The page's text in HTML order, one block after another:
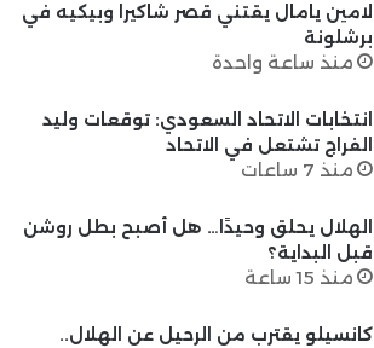
لامين يامال يقتني قصر شاكيرا وبيكيه في
برشلونة
منذ ساعة واحدة
انتخابات الاتحاد السعودي: توقعات وليد
الفراج تشتعل في الاتحاد
منذ 7 ساعات
الهلال يحلق وحيدًا… هل أصبح بطل روشن
قبل البداية؟
منذ 15 ساعة
كانسيلو يقترب من الرحيل عن الهلال..